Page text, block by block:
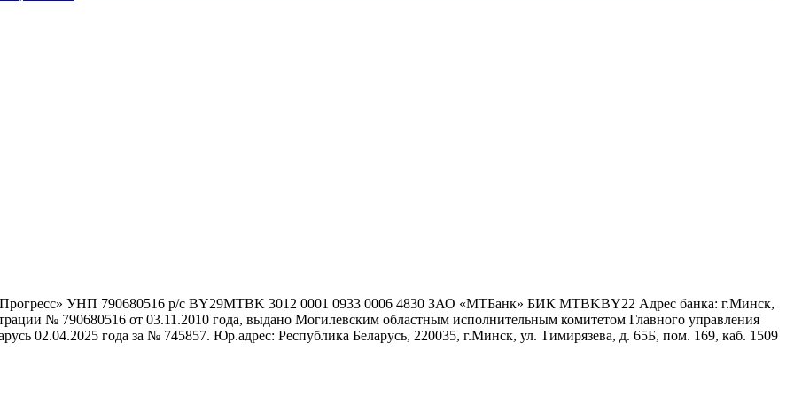
УНП 790680516 р/с BY29MTBK 3012 0001 0933 0006 4830 ЗАО «МТБанк» БИК MTBKBY22 Адрес банка: г.Минск,
№ 790680516 от 03.11.2010 года, выдано Могилевским областным исполнительным комитетом Главного управления
02.04.2025 года за № 745857. Юр.адрес: Республика Беларусь, 220035, г.Минск, ул. Тимирязева, д. 65Б, пом. 169, каб. 1509